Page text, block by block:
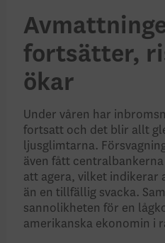
fortsätter,
ökar
Under våren har
fortsatt och det blir allt
ljusglimtarna.
även fått
att agera, vilket indikerar
än en tillfällig svacka.
sannolikheten för en
amerikanska ekonomin i